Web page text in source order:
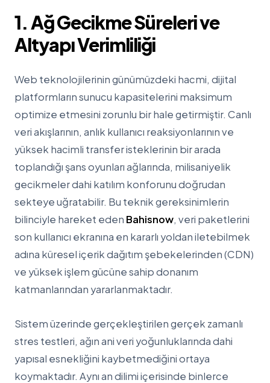
1. Ağ Gecikme Süreleri ve
Altyapı Verimliliği
Web teknolojilerinin günümüzdeki hacmi, dijital
platformların sunucu kapasitelerini maksimum
optimize etmesini zorunlu bir hale getirmiştir. Canlı
veri akışlarının, anlık kullanıcı reaksiyonlarının ve
yüksek hacimli transfer isteklerinin bir arada
toplandığı şans oyunları ağlarında, milisaniyelik
gecikmeler dahi katılım konforunu doğrudan
sekteye uğratabilir. Bu teknik gereksinimlerin
bilinciyle hareket eden Bahisnow, veri paketlerini
son kullanıcı ekranına en kararlı yoldan iletebilmek
adına küresel içerik dağıtım şebekelerinden (CDN)
ve yüksek işlem gücüne sahip donanım
katmanlarından yararlanmaktadır.
Sistem üzerinde gerçekleştirilen gerçek zamanlı
stres testleri, ağın ani veri yoğunluklarında dahi
yapısal esnekliğini kaybetmediğini ortaya
koymaktadır. Aynı an dilimi içerisinde binlerce